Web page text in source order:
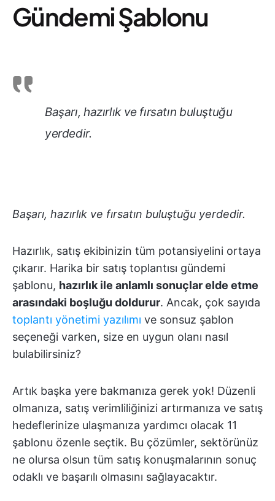
Gündemi Şablonu
Başarı, hazırlık ve fırsatın buluştuğu
yerdedir.
Başarı, hazırlık ve fırsatın buluştuğu yerdedir.
Hazırlık, satış ekibinizin tüm potansiyelini ortaya
çıkarır. Harika bir satış toplantısı gündemi
şablonu, hazırlık ile anlamlı sonuçlar elde etme
arasındaki boşluğu doldurur. Ancak, çok sayıda
toplantı yönetimi yazılımı ve sonsuz şablon
seçeneği varken, size en uygun olanı nasıl
bulabilirsiniz?
Artık başka yere bakmanıza gerek yok! Düzenli
olmanıza, satış verimliliğinizi artırmanıza ve satış
hedeflerinize ulaşmanıza yardımcı olacak 11
şablonu özenle seçtik. Bu çözümler, sektörünüz
ne olursa olsun tüm satış konuşmalarının sonuç
odaklı ve başarılı olmasını sağlayacaktır.